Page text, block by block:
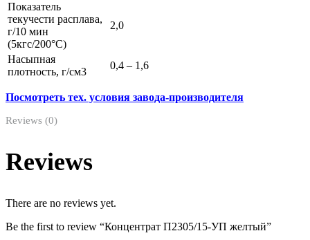
Показатель
текучести расплава,
г/10 мин
(5кгс/200°С)
2,0
Насыпная
плотность, г/см3
0,4 – 1,6
Посмотреть тех. условия завода-производителя
Reviews (0)
Reviews
There are no reviews yet.
Be the first to review “Концентрат П2305/15-УП желтый”